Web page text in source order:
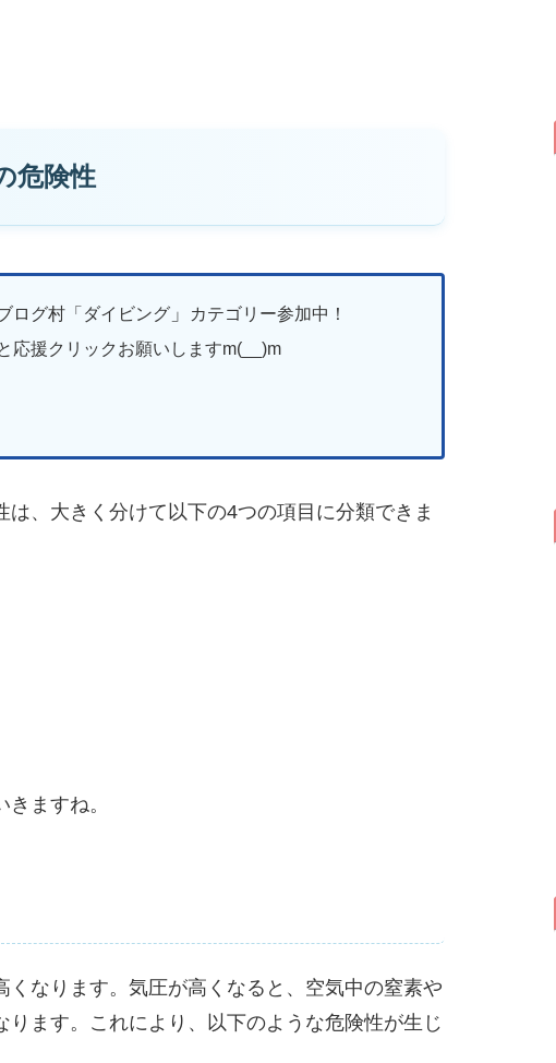
危険性
ログ村「ダイビング 」
カテゴリー参加中！
応援クリックお願いしますm(__)m
、大きく分けて以下の4つの項目に分類できま
ますね。
なります。気圧が高くなると、空気中の窒素や
ます。これにより、以下のような危険性が生じ